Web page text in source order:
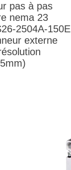
1,5875mm)
pas à pas
nema 23
2504A-150E
externe